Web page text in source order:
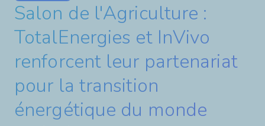
Salon de l'Agriculture :
TotalEnergies et InVivo
renforcent leur partenariat
pour la transition
énergétique du monde